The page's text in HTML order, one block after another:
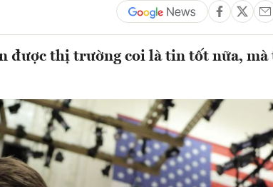
được thị trường coi là tin tốt nữa, mà